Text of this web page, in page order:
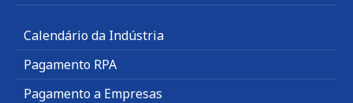
Calendário da Indústria
Pagamento RPA
Pagamento a Empresas